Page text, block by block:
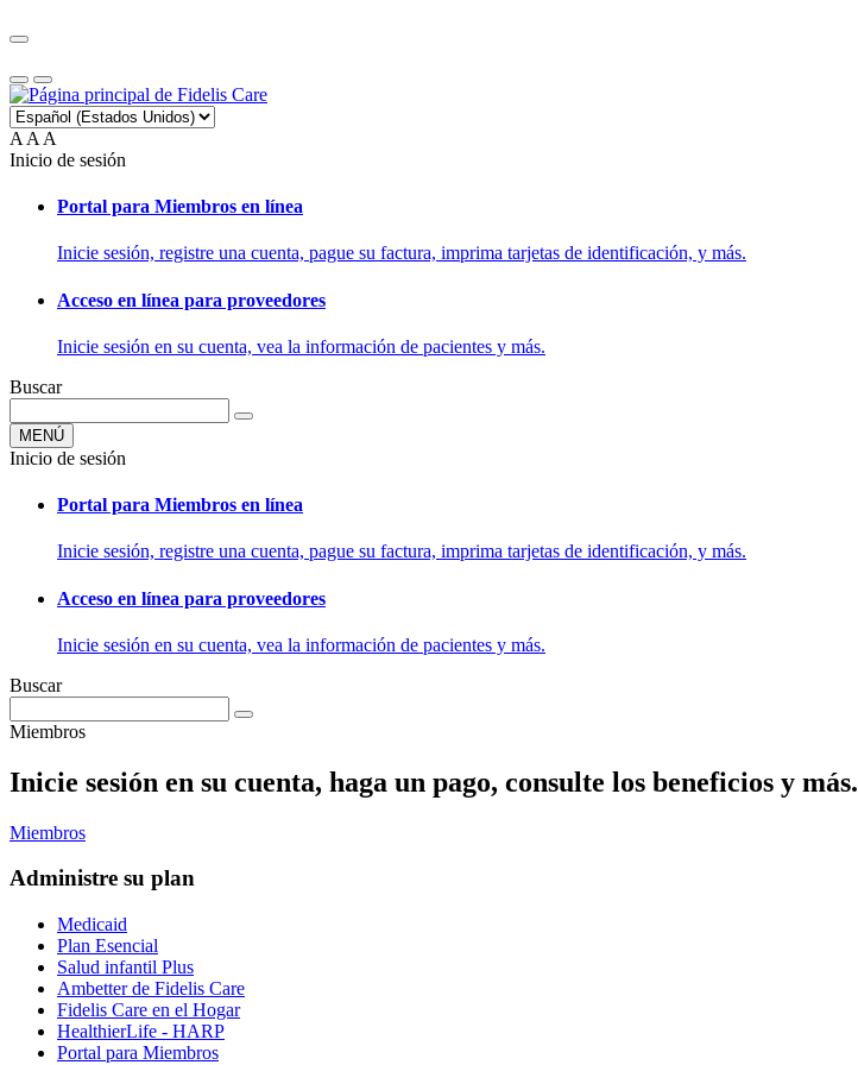
A A A
Inicio de sesión
Portal para Miembros en línea
Inicie sesión, registre una cuenta, pague su factura, imprima tarjetas de identificación, y más.
Acceso en línea para proveedores
Inicie sesión en su cuenta, vea la información de pacientes y más.
Buscar
MENÚ
Inicio de sesión
Portal para Miembros en línea
Inicie sesión, registre una cuenta, pague su factura, imprima tarjetas de identificación, y más.
Acceso en línea para proveedores
Inicie sesión en su cuenta, vea la información de pacientes y más.
Buscar
Miembros
Inicie sesión en su cuenta, haga un pago, consulte los beneficios y más.
Miembros
Administre su plan
Medicaid
Plan Esencial
Salud infantil Plus
Ambetter de Fidelis Care
Fidelis Care en el Hogar
HealthierLife - HARP
Portal para Miembros